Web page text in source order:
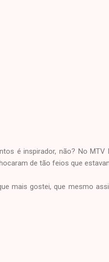
é inspirador, não? No MTV
de tão feios que
mais gostei, que mesmo